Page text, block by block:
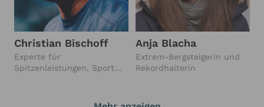
Christian Bischoff
Experte für
Spitzenleistungen, Sport
Anja Blacha
Extrem-Bergsteigerin und
Rekordhalterin